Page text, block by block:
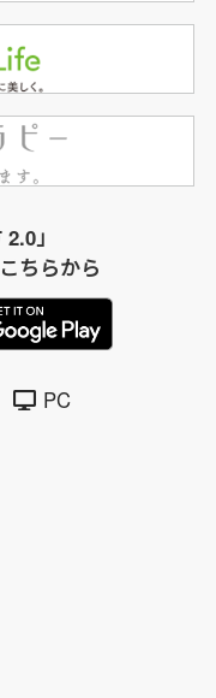
」
ちらから
PC